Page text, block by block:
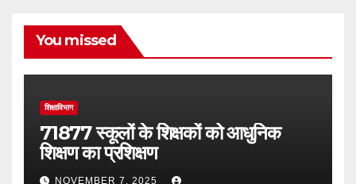
You missed
शिक्षाविभाग
71877 स्कूलों के शिक्षकों को आधुनिक
शिक्षण का प्रशिक्षण
NOVEMBER 7, 2025